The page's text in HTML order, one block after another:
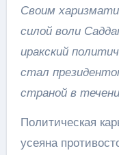
Своим
силой воли
иракский
стал
страной в
Политическая
усеяна